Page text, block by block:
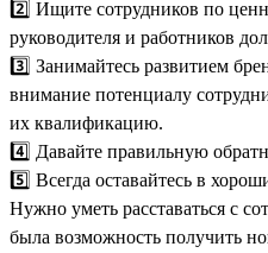
2️⃣ Ищите сотрудников по
руководителя и работников
3️⃣ Занимайтесь развитием
внимание потенциалу
их квалификацию.
4️⃣ Давайте правильную
5️⃣ Всегда оставайтесь в
Нужно уметь расставаться с
была возможность получить